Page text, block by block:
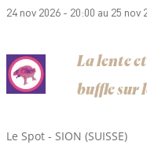
24 nov 2026 - 20:00 au 25 nov
La lente
buffle sur
Le Spot - SION (SUISSE)